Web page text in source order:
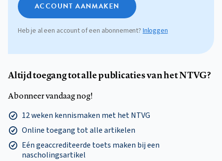
ACCOUNT AANMAKEN
Heb je al een account of een abonnement? Inloggen
Altijd toegang tot alle publicaties van het NTVG?
Abonneer vandaag nog!
12 weken kennismaken met het NTVG
Online toegang tot alle artikelen
Eén geaccrediteerde toets maken bij een
nascholingsartikel